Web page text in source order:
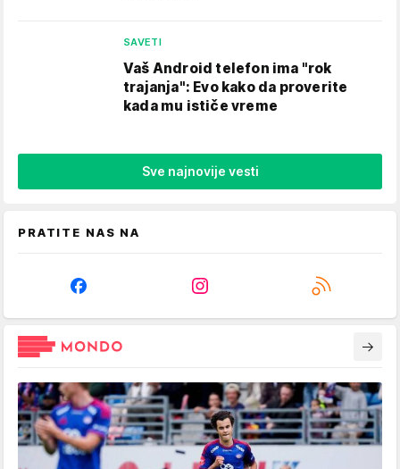
SAVETI
Vaš Android telefon ima "rok
trajanja": Evo kako da proverite
kada mu ističe vreme
Sve najnovije vesti
PRATITE NAS NA